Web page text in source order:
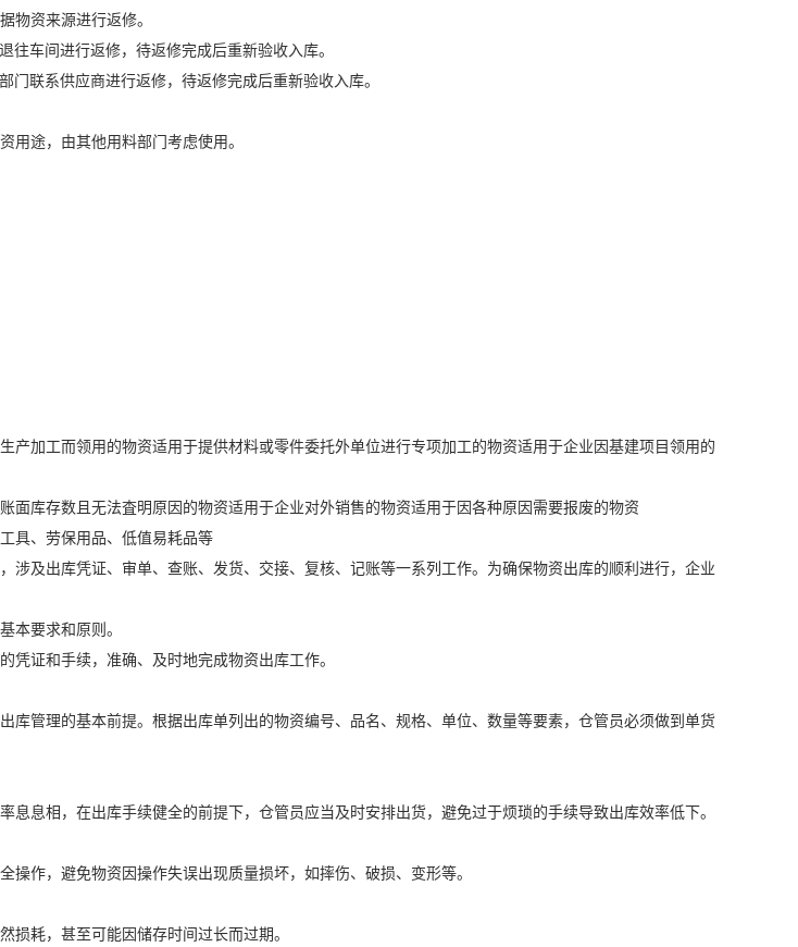
物资来源进行返修。
往车间进行返修，待返修完成后重新验收入库。
门联系供应商进行返修，待返修完成后重新验收入库。
用途，由其他用料部门考虑使用。
产加工而领用的物资适用于提供材料或零件委托外单位进行专项加工的物资适用于企业因基建项目领用的
面库存数且无法査明原因的物资适用于企业对外销售的物资适用于因各种原因需要报废的物资
具、劳保用品、低值易耗品等
涉及出库凭证、审单、查账、发货、交接、复核、记账等一系列工作。为确保物资出库的顺利进行，企业
本要求和原则。
凭证和手续，准确、及时地完成物资出库工作。
库管理的基本前提。根据出库单列出的物资编号、品名、规格、单位、数量等要素，仓管员必须做到单货
息息相，在出库手续健全的前提下，仓管员应当及时安排出货，避免过于烦琐的手续导致出库效率低下。
操作，避免物资因操作失误出现质量损坏，如摔伤、破损、变形等。
损耗，甚至可能因储存时间过长而过期。